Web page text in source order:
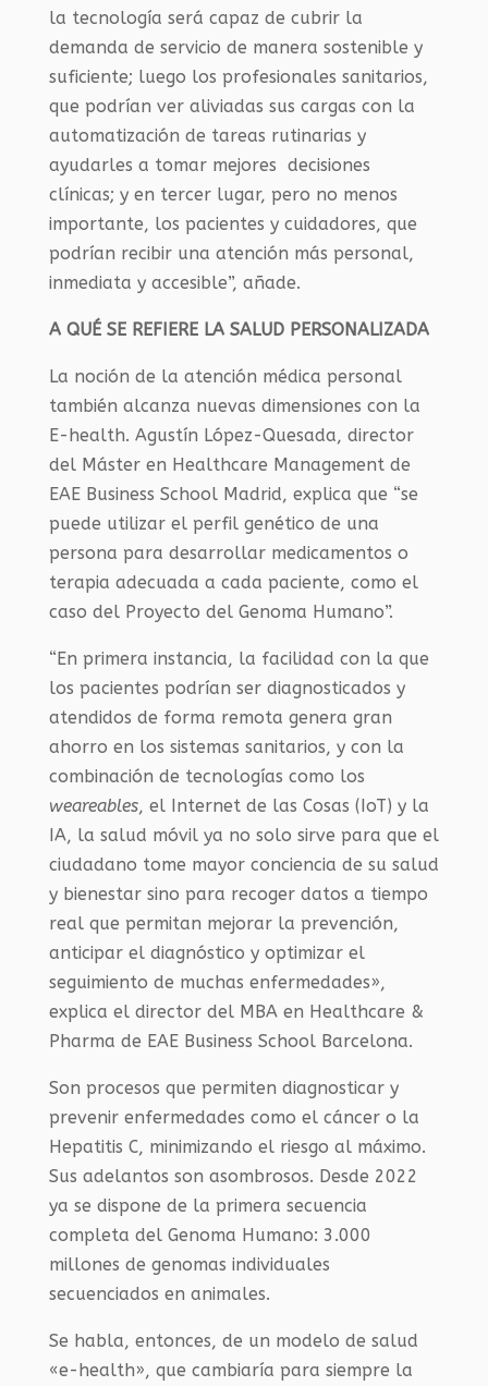
la tecnología será capaz de cubrir la
demanda de servicio de manera sostenible y
suficiente; luego los profesionales sanitarios,
que podrían ver aliviadas sus cargas con la
automatización de tareas rutinarias y
ayudarles a tomar mejores decisiones
clínicas; y en tercer lugar, pero no menos
importante, los pacientes y cuidadores, que
podrían recibir una atención más personal,
inmediata y accesible”, añade.
A QUÉ SE REFIERE LA SALUD PERSONALIZADA
La noción de la atención médica personal
también alcanza nuevas dimensiones con la
E-health. Agustín López-Quesada, director
del Máster en Healthcare Management de
EAE Business School Madrid, explica que “se
puede utilizar el perfil genético de una
persona para desarrollar medicamentos o
terapia adecuada a cada paciente, como el
caso del Proyecto del Genoma Humano”.
“En primera instancia, la facilidad con la que
los pacientes podrían ser diagnosticados y
atendidos de forma remota genera gran
ahorro en los sistemas sanitarios, y con la
combinación de tecnologías como los
weareables, el Internet de las Cosas (IoT) y la
IA, la salud móvil ya no solo sirve para que el
ciudadano tome mayor conciencia de su salud
y bienestar sino para recoger datos a tiempo
real que permitan mejorar la prevención,
anticipar el diagnóstico y optimizar el
seguimiento de muchas enfermedades»,
explica el director del MBA en Healthcare &
Pharma de EAE Business School Barcelona.
Son procesos que permiten diagnosticar y
prevenir enfermedades como el cáncer o la
Hepatitis C, minimizando el riesgo al máximo.
Sus adelantos son asombrosos. Desde 2022
ya se dispone de la primera secuencia
completa del Genoma Humano: 3.000
millones de genomas individuales
secuenciados en animales.
Se habla, entonces, de un modelo de salud
«e-health», que cambiaría para siempre la